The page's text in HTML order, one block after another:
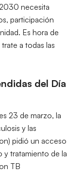
necesita
participación
Es hora de
a todas las
del Día
23 de marzo, la
y las
pidió un acceso
y tratamiento de la
TB